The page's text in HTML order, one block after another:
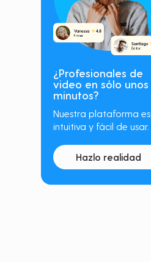
¿Profesionales de
video en sólo unos
minutos?
Nuestra plataforma es
intuitiva y fácil de usar.
Hazlo realidad